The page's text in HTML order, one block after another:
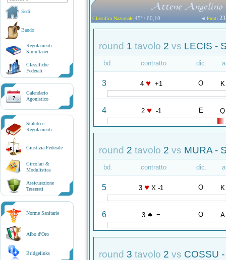
Sedi
Bando
Regolamenti
Simultanei
Classifiche
Federali
7
Calendario
Agonistico
Statuto e
Regolamenti
Giustizia Federale
Circolari &
Modulistica
Assicurazione
Tesserati
Norme Sanitarie
Albo d'Oro
Bridgelinks
Attene Angelino
Classifica Nazionale 45ª / 60,10 ◄ Punti 23
round 1 tavolo 2 vs LECIS -
bd. contratto dic.
3 4 ♥ +1 O K
4 2 ♥ -1 E Q
round 2 tavolo 2 vs MURA -
bd. contratto dic.
5 3 ♥ X -1 O K
6 3 ♠ = O A
round 3 tavolo 2 vs COSSU